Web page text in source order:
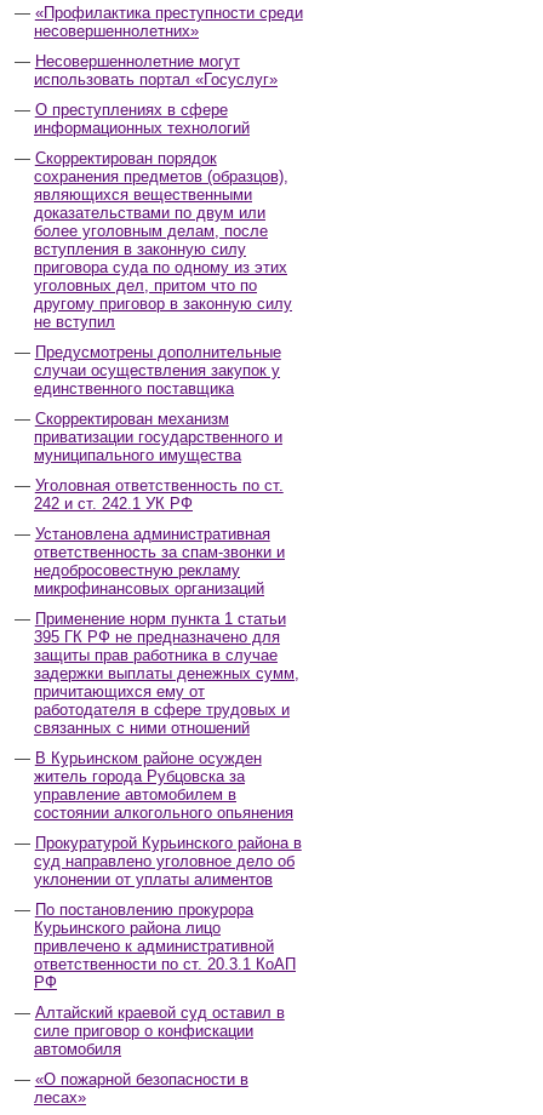
«Профилактика преступности среди
несовершеннолетних»
Несовершеннолетние могут
использовать портал «Госуслуг»
О преступлениях в сфере
информационных технологий
Скорректирован порядок
сохранения предметов (образцов),
являющихся вещественными
доказательствами по двум или
более уголовным делам, после
вступления в законную силу
приговора суда по одному из этих
уголовных дел, притом что по
другому приговор в законную силу
не вступил
Предусмотрены дополнительные
случаи осуществления закупок у
единственного поставщика
Скорректирован механизм
приватизации государственного и
муниципального имущества
Уголовная ответственность по ст.
242 и ст. 242.1 УК РФ
Установлена административная
ответственность за спам-звонки и
недобросовестную рекламу
микрофинансовых организаций
Применение норм пункта 1 статьи
395 ГК РФ не предназначено для
защиты прав работника в случае
задержки выплаты денежных сумм,
причитающихся ему от
работодателя в сфере трудовых и
связанных с ними отношений
В Курьинском районе осужден
житель города Рубцовска за
управление автомобилем в
состоянии алкогольного опьянения
Прокуратурой Курьинского района в
суд направлено уголовное дело об
уклонении от уплаты алиментов
По постановлению прокурора
Курьинского района лицо
привлечено к административной
ответственности по ст. 20.3.1 КоАП
РФ
Алтайский краевой суд оставил в
силе приговор о конфискации
автомобиля
«О пожарной безопасности в
лесах»